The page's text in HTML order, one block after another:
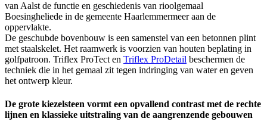
van Aalst de functie en geschiedenis van rioolgemaal
Boesingheliede in de gemeente Haarlemmermeer aan de
oppervlakte.
De geschubde bovenbouw is een samenstel van een betonnen plint
met staalskelet. Het raamwerk is voorzien van houten beplating in
golfpatroon. Triflex ProTect en Triflex ProDetail beschermen de
techniek die in het gemaal zit tegen indringing van water en geven
het ontwerp kleur.
De grote kiezelsteen vormt een opvallend contrast met de rechte
lijnen en klassieke uitstraling van de aangrenzende gebouwen